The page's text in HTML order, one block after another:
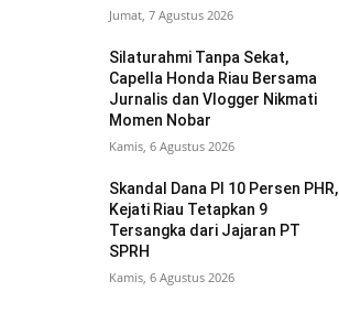
Jumat, 7 Agustus 2026
Silaturahmi Tanpa Sekat,
Capella Honda Riau Bersama
Jurnalis dan Vlogger Nikmati
Momen Nobar
Kamis, 6 Agustus 2026
Skandal Dana PI 10 Persen PHR,
Kejati Riau Tetapkan 9
Tersangka dari Jajaran PT
SPRH
Kamis, 6 Agustus 2026